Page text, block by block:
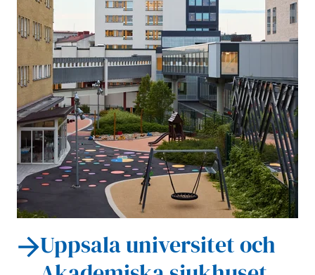
Uppsala universitet och